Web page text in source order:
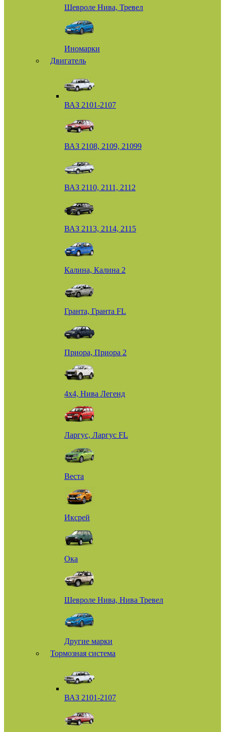
Шевроле Нива, Тревел
Иномарки
Двигатель
ВАЗ 2101-2107
ВАЗ 2108, 2109, 21099
ВАЗ 2110, 2111, 2112
ВАЗ 2113, 2114, 2115
Калина, Калина 2
Гранта, Гранта FL
Приора, Приора 2
4х4, Нива Легенд
Ларгус, Ларгус FL
Веста
Иксрей
Ока
Шевроле Нива, Нива Тревел
Другие марки
Тормозная система
ВАЗ 2101-2107